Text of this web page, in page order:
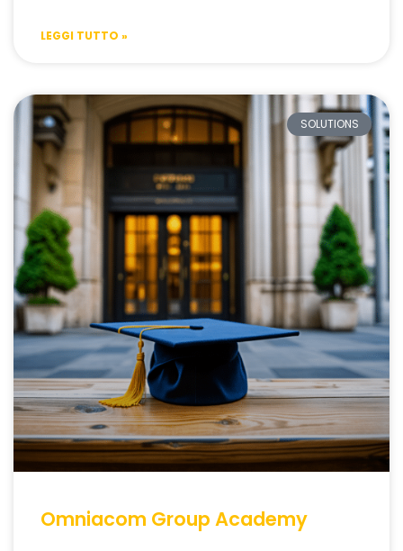
LEGGI TUTTO »
SOLUTIONS
Omniacom Group Academy